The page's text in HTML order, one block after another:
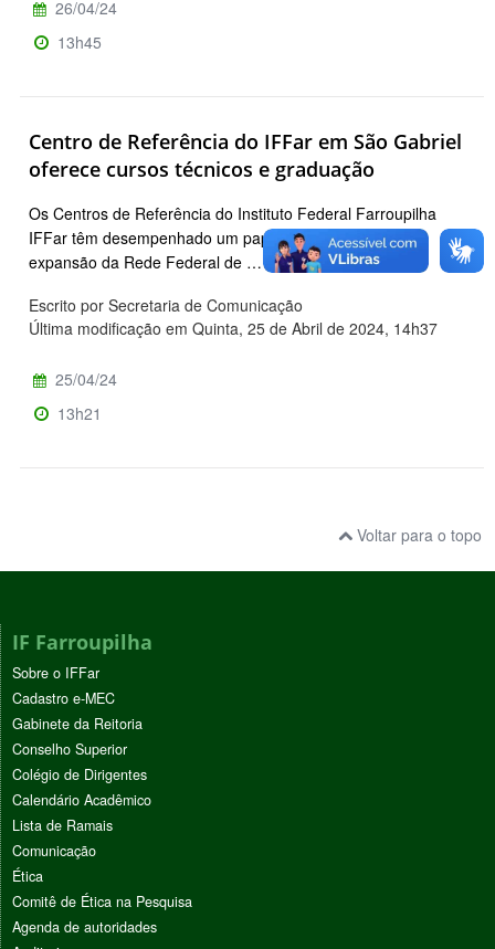
26/04/24
13h45
Centro de Referência do IFFar em São Gabriel
oferece cursos técnicos e graduação
Os Centros de Referência do Instituto Federal Farroupilha
IFFar têm desempenhado um papel fundamental na
expansão da Rede Federal de …
Escrito por Secretaria de Comunicação
Última modificação em Quinta, 25 de Abril de 2024, 14h37
25/04/24
13h21
Voltar para o topo
IF Farroupilha
Sobre o IFFar
Cadastro e-MEC
Gabinete da Reitoria
Conselho Superior
Colégio de Dirigentes
Calendário Acadêmico
Lista de Ramais
Comunicação
Ética
Comitê de Ética na Pesquisa
Agenda de autoridades